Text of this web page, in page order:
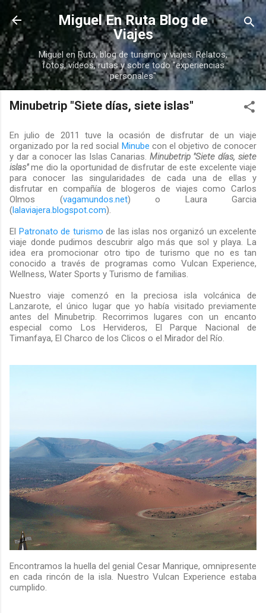
Ir al contenido principal
Miguel En Ruta Blog de
Viajes
Miguel en Ruta, blog de turismo y viajes. Relatos,
fotos, vídeos, rutas y sobre todo "experiencias
personales"
Minubetrip "Siete días, siete islas"
En julio de 2011 tuve la ocasión de disfrutar de un viaje
organizado por la red social Minube con el objetivo de conocer
y dar a conocer las Islas Canarias. Minubetrip "Siete días, siete
islas"me dio la oportunidad de disfrutar de este excelente viaje
para conocer las singularidades de cada una de ellas y
disfrutar en compañía de blogeros de viajes como Carlos
Olmos (vagamundos.net) o Laura Garcia
(lalaviajera.blogspot.com).
El Patronato de turismo de las islas nos organizó un excelente
viaje donde pudimos descubrir algo más que sol y playa. La
idea era promocionar otro tipo de turismo que no es tan
conocido a través de programas como Vulcan Experience,
Wellness, Water Sports y Turismo de familias.
Nuestro viaje comenzó en la preciosa isla volcánica de
Lanzarote, el único lugar que yo había visitado previamente
antes del Minubetrip. Recorrimos lugares con un encanto
especial como Los Hervideros, El Parque Nacional de
Timanfaya, El Charco de los Clicos o el Mirador del Río.
Encontramos la huella del genial Cesar Manrique, omnipresente
en cada rincón de la isla. Nuestro Vulcan Experience estaba
cumplido.